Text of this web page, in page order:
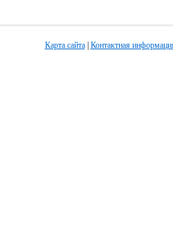
Карта сайта| Контактная